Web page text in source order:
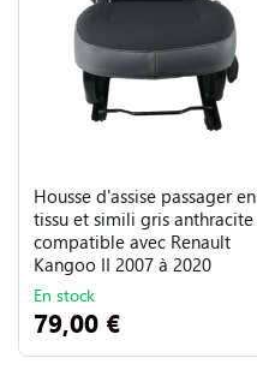
Housse d'assise passager en
tissu et simili gris anthracite
compatible avec Renault
Kangoo II 2007 à 2020
En stock
79,00 €